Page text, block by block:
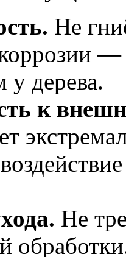
Не
—
у дерева.
к
Не